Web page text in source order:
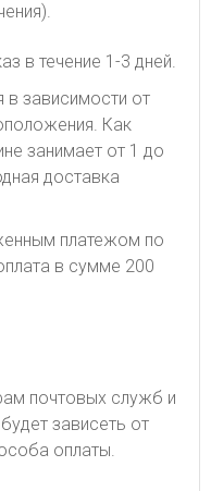
в течение 1-3 дней.
в зависимости от
Как
занимает от 1 до
доставка
платежом по
в сумме 200
почтовых служб и
зависеть от
оплаты.